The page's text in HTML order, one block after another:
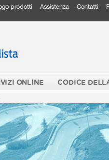
prodotti Assistenza Contatti
ONLINE CODICE